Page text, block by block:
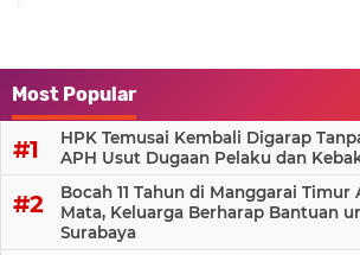
Most Popular
HPK Temusai Kembali Digarap
APH Usut Dugaan Pelaku dan
Bocah 11 Tahun di Manggarai Timur
Mata, Keluarga Berharap Bantuan
Surabaya